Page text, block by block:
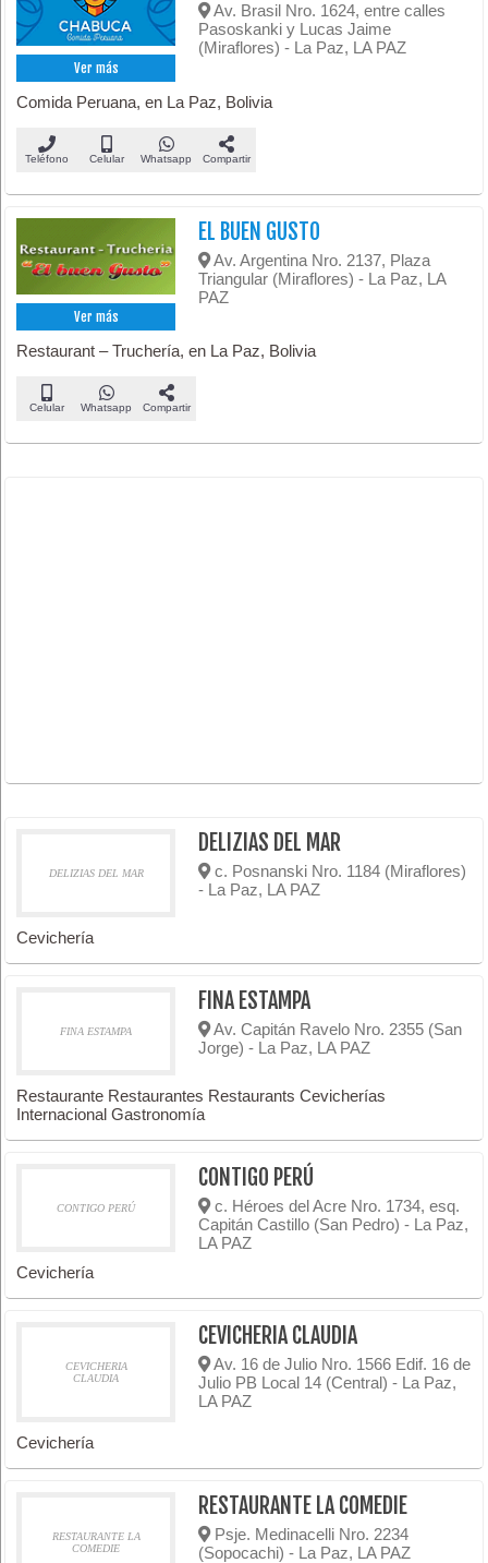
Ver más
Av. Brasil Nro. 1624, entre calles
Pasoskanki y Lucas Jaime
(Miraflores) - La Paz, LA PAZ
Comida Peruana, en La Paz, Bolivia
Teléfono Celular Whatsapp Compartir
Ver más
EL BUEN GUSTO
Av. Argentina Nro. 2137, Plaza
Triangular (Miraflores) - La Paz, LA
PAZ
Restaurant – Truchería, en La Paz, Bolivia
Celular Whatsapp Compartir
DELIZIAS DEL MAR
DELIZIAS DEL MAR
c. Posnanski Nro. 1184 (Miraflores)
- La Paz, LA PAZ
Cevichería
FINA ESTAMPA
FINA ESTAMPA
Av. Capitán Ravelo Nro. 2355 (San
Jorge) - La Paz, LA PAZ
Restaurante Restaurantes Restaurants Cevicherías
Internacional Gastronomía
CONTIGO PERÚ
CONTIGO PERÚ
c. Héroes del Acre Nro. 1734, esq.
Capitán Castillo (San Pedro) - La Paz,
LA PAZ
Cevichería
CEVICHERIA
CLAUDIA
CEVICHERIA CLAUDIA
Av. 16 de Julio Nro. 1566 Edif. 16 de
Julio PB Local 14 (Central) - La Paz,
LA PAZ
Cevichería
RESTAURANTE LA
COMEDIE
RESTAURANTE LA COMEDIE
Psje. Medinacelli Nro. 2234
(Sopocachi) - La Paz, LA PAZ